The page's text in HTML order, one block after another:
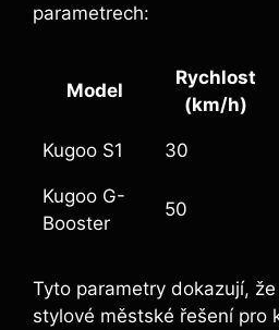
parametrech:
Model
Rychlost
(km/h)
Kugoo S1 30
Kugoo G-
Booster
50
Tyto parametry dokazují,
stylové městské řešení pro